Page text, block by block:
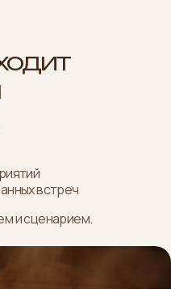
встреч
и сценарием.